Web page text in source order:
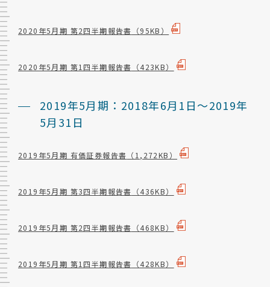
2020年5月期 第2四半期報告書 （95KB）
2020年5月期 第1四半期報告書 （423KB）
2019年5月期：2018年6月1日～2019年
5月31日
2019年5月期 有価証券報告書 （1,272KB）
2019年5月期 第3四半期報告書 （436KB）
2019年5月期 第2四半期報告書 （468KB）
2019年5月期 第1四半期報告書 （428KB）